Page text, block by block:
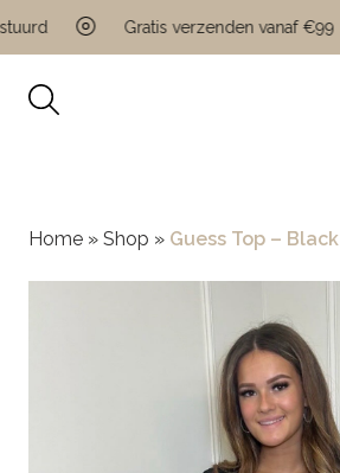
Gratis verzenden vanaf €99
Home » Shop » Guess Top – Black